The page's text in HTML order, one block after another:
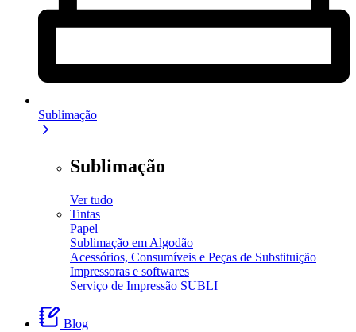
Sublimação
Sublimação
Ver tudo
Tintas
Papel
Sublimação em Algodão
Acessórios, Consumíveis e Peças de Substituição
Impressoras e softwares
Serviço de Impressão SUBLI
Blog